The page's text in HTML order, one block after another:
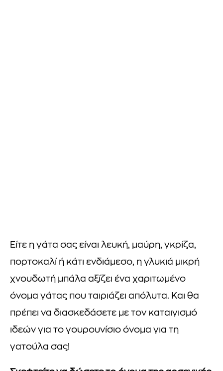
Είτε η γάτα σας είναι λευκή, μαύρη, γκρίζα,
πορτοκαλί ή κάτι ενδιάμεσο, η γλυκιά μικρή
χνουδωτή μπάλα αξίζει ένα χαριτωμένο
όνομα γάτας που ταιριάζει απόλυτα. Και θα
πρέπει να διασκεδάσετε με τον καταιγισμό
ιδεών για το γουρουνίσιο όνομα για τη
γατούλα σας!